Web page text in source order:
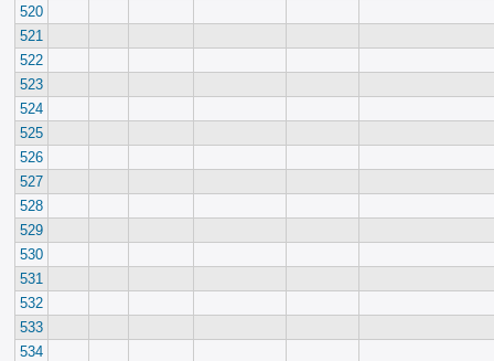
520
521
522
523
524
525
526
527
528
529
530
531
532
533
534